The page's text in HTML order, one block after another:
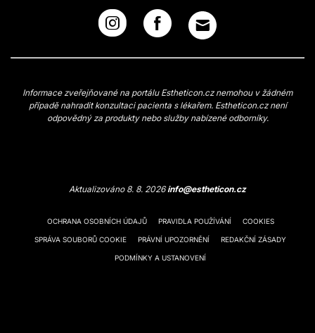
Informace zveřejňované na portálu Estheticon.cz nemohou v žádném
případě nahradit konzultaci pacienta s lékařem. Estheticon.cz není
odpovědný za produkty nebo služby nabízené odborníky.
Aktualizováno 8. 8. 2026info@estheticon.cz
OCHRANA OSOBNÍCH ÚDAJŮ PRAVIDLA POUŽÍVÁNÍ COOKIES
SPRÁVA SOUBORŮ COOKIE PRÁVNÍ UPOZORNĚNÍ REDAKČNÍ ZÁSADY
PODMÍNKY A USTANOVENÍ